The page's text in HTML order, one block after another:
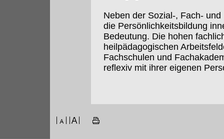
Neben der Sozial-, Fach-
die Persönlichkeitsbildung
Bedeutung. Die hohen
heilpädagogischen
Fachschulen und
reflexiv mit ihrer eigenen